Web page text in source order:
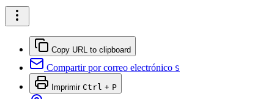
Copy URL to clipboard
Compartir por correo electrónico S
Imprimir Ctrl + P